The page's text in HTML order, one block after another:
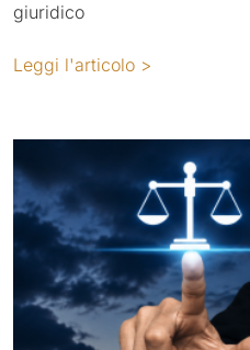
giuridico
Leggi l'articolo >